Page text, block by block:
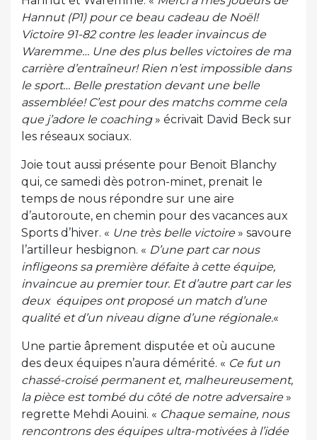
Hannut (P1) pour ce beau cadeau de Noël!
Victoire 91-82 contre les leader invaincus de
Waremme… Une des plus belles victoires de ma
carrière d’entraîneur! Rien n’est impossible dans
le sport… Belle prestation devant une belle
assemblée! C’est pour des matchs comme cela
que j’adore le coaching» écrivait David Beck sur
les réseaux sociaux.
Joie tout aussi présente pour Benoit Blanchy
qui, ce samedi dès potron-minet, prenait le
temps de nous répondre sur une aire
d’autoroute, en chemin pour des vacances aux
Sports d’hiver. « Une très belle victoire» savoure
l’artilleur hesbignon. « D’une part car nous
infligeons sa première défaite à cette équipe,
invaincue au premier tour. Et d’autre part car les
deux équipes ont proposé un match d’une
qualité et d’un niveau digne d’une régionale.«
Une partie âprement disputée et où aucune
des deux équipes n’aura démérité. « Ce fut un
chassé-croisé permanent et, malheureusement,
la pièce est tombé du côté de notre adversaire»
regrette Mehdi Aouini. « Chaque semaine, nous
rencontrons des équipes ultra-motivées à l’idée